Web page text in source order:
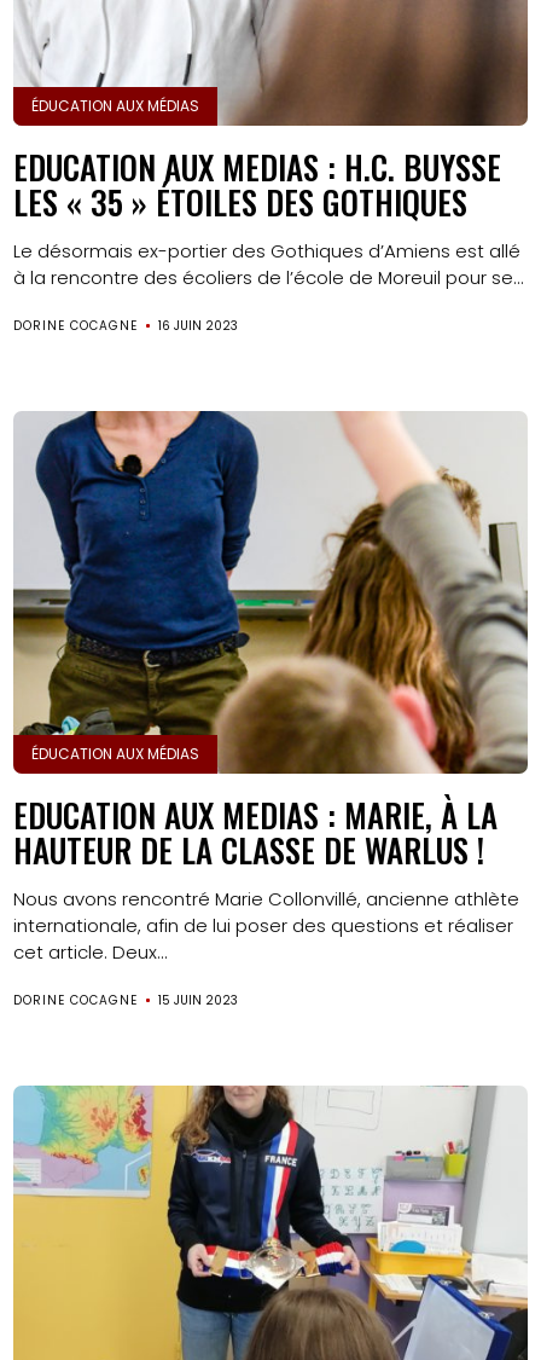
ÉDUCATION AUX MÉDIAS
EDUCATION AUX MEDIAS : H.C. BUYSSE
LES « 35 » ÉTOILES DES GOTHIQUES
Le désormais ex-portier des Gothiques d’Amiens est allé
à la rencontre des écoliers de l’école de Moreuil pour se...
DORINE COCAGNE 16 JUIN 2023
ÉDUCATION AUX MÉDIAS
EDUCATION AUX MEDIAS : MARIE, À LA
HAUTEUR DE LA CLASSE DE WARLUS !
Nous avons rencontré Marie Collonvillé, ancienne athlète
internationale, afin de lui poser des questions et réaliser
cet article. Deux...
DORINE COCAGNE 15 JUIN 2023